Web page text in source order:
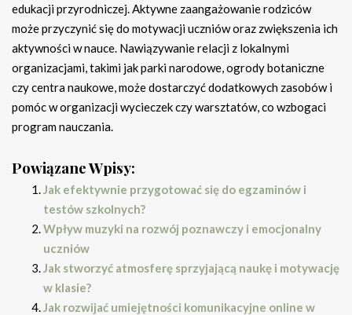
edukacji przyrodniczej. Aktywne zaangażowanie rodziców
może przyczynić się do motywacji uczniów oraz zwiększenia ich
aktywności w nauce. Nawiązywanie relacji z lokalnymi
organizacjami, takimi jak parki narodowe, ogrody botaniczne
czy centra naukowe, może dostarczyć dodatkowych zasobów i
pomóc w organizacji wycieczek czy warsztatów, co wzbogaci
program nauczania.
Powiązane Wpisy:
Jak efektywnie przygotować się do egzaminów i
testów szkolnych?
Wpływ muzyki na rozwój poznawczy i emocjonalny
uczniów
Jak stworzyć atmosferę sprzyjającą naukę i motywację
w klasie?
Jak rozwijać umiejętności komunikacyjne online w